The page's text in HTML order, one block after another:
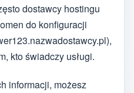
dostawcy hostingu
do konfiguracji
kto świadczy usługi.
informacji, możesz